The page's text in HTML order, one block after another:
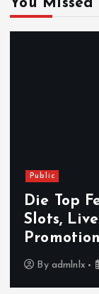
You Missed
Public
Die Top
Slots,
By admlnlx